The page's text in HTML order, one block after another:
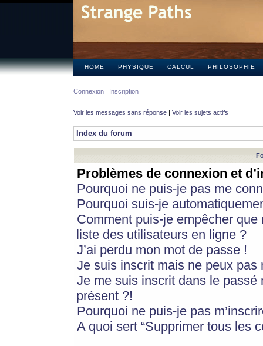
HOME PHYSIQUE CALCUL PHILOSOPHIE
Connexion Inscription
Voir les messages sans réponse | Voir les sujets actifs
Index du forum
Problèmes de connexion et
Pourquoi ne puis-je pas me
Pourquoi suis-je
Comment puis-je empêcher
liste des utilisateurs en ligne ?
J’ai perdu mon mot de passe !
Je suis inscrit mais ne peux pas
Je me suis inscrit dans le
présent ?!
Pourquoi ne puis-je pas
A quoi sert “Supprimer tous les